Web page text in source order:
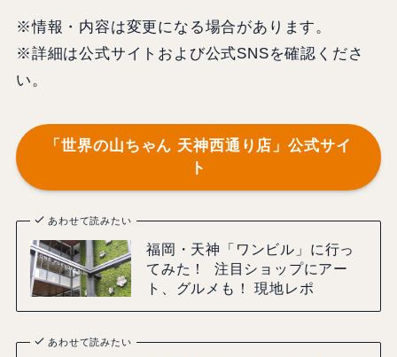
※情報・内容は変更になる場合があります。
※詳細は公式サイトおよび公式SNSを確認くださ
い。
「世界の山ちゃん 天神西通り店」公式サイ
ト
あわせて読みたい
福岡・天神「ワンビル」に行っ
てみた！ 注目ショップにアー
ト、グルメも！ 現地レポ
あわせて読みたい